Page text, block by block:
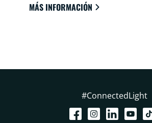
MÁS INFORMACIÓN
#ConnectedLight